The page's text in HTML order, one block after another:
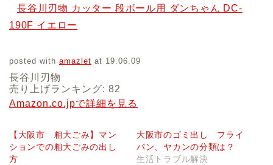
長谷川刃物 カッター 段ボール用 ダンちゃん DC-
190F イエロー
posted with amazlet at 19.06.09
長谷川刃物
売り上げランキング: 82
Amazon.co.jpで詳細を見る
【大阪市 粗大ごみ】マン
ションでの粗大ごみの出し
方
大阪市のゴミ出し フライ
パン、ヤカンの分類は？
生活トラブル解決